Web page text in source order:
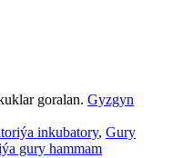
goralan. Gyzgyn
inkubatory, Gury
gury hammam